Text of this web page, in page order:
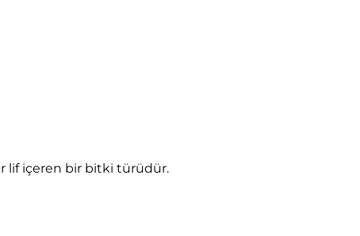
lif içeren bir bitki türüdür.